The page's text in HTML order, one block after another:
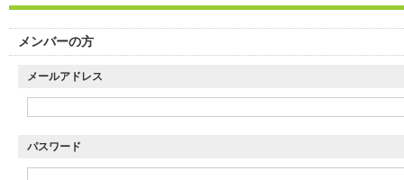
メンバーの方
メールアドレス
パスワード